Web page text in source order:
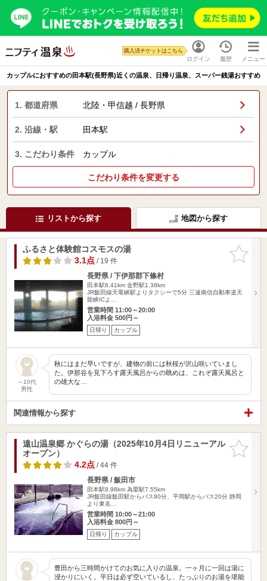
ログイン
購入済チケットはこちら
履歴 メニュー
カップルにおすすめの田本駅(長野県)近くの温泉、日帰り温泉、スーパー銭湯おすすめ
1. 都道府県 北陸・甲信越 / 長野県
2. 沿線・駅 田本駅
3. こだわり条件 カップル
こだわり条件を変更する
リストから探す 地図から探す
お気に入
りに追加
ふるさと体験館コスモスの湯
3.1点/ 19 件
長野県 / 下伊那郡下條村
田本駅8.41km 金野駅1.38km
JR飯田線天竜峡駅よりタクシーで5分 三遠南信自動車道天
龍峡ICよ…
営業時間 11:00～20:00
入浴料金 500円～
日帰り カップル
～10代
男性
秋にはまだ早いですが、建物の前には秋桜が沢山咲いていまし
た。伊那谷を見下ろす露天風呂からの眺めは、これぞ露天風呂と
の雄大な…
関連情報から探す
お気に入
りに追加
遠山温泉郷 かぐらの湯（2025年10月4日リニューアル
オープン）
4.2点/ 44 件
長野県 / 飯田市
田本駅8.98km 為栗駅7.55km
JR飯田線飯田駅からバス90分、平岡駅からバス20分 静岡
より東名…
営業時間 10:00～21:00
入浴料金 800円～
日帰り カップル
豊田から三時間かけてのお気に入りの温泉。一ヶ月に一回は湯に
浸かりにいく。平日は必ず空いているし、たっぷりのお湯を堪能